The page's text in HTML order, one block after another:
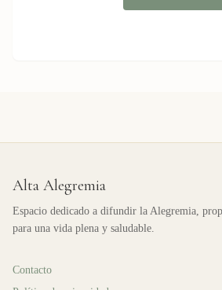
Alta Alegremia
Espacio dedicado a difundir la Alegremia,
para una vida plena y saludable.
Contacto